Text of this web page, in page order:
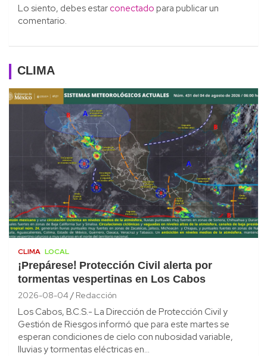
Lo siento, debes estar conectado para publicar un
comentario.
CLIMA
CLIMA LOCAL
¡Prepárese! Protección Civil alerta por
tormentas vespertinas en Los Cabos
2026-08-04 Redacción
Los Cabos, B.C.S.- La Dirección de Protección Civil y
Gestión de Riesgos informó que para este martes se
esperan condiciones de cielo con nubosidad variable,
lluvias y tormentas eléctricas en…